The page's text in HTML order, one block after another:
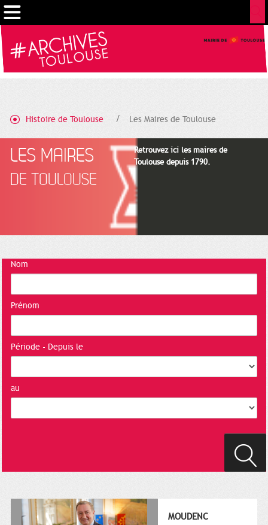
Histoire de Toulouse Les Maires de Toulouse
LES MAIRES
DE TOULOUSE
Retrouvez ici les maires de
Toulouse depuis 1790.
Nom
Prénom
Période - Depuis le
au
MOUDENC
Gestion de vos préférences sur les cookies